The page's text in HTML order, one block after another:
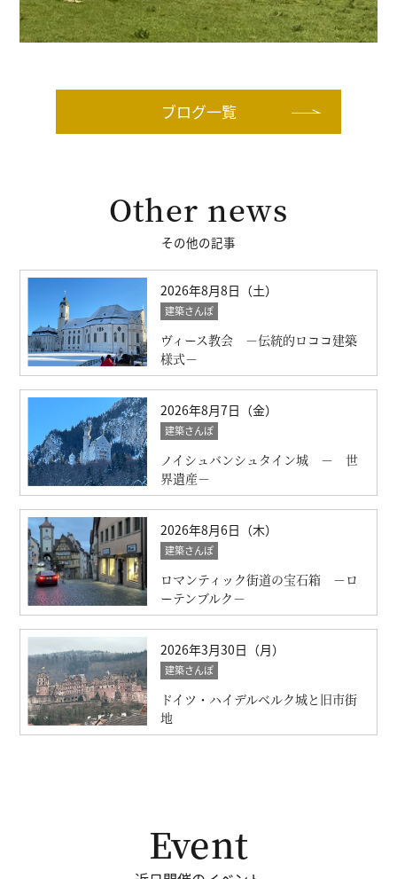
ブログ一覧
Other news
その他の記事
2026年8月8日（土）
建築さんぽ
ヴィース教会 －伝統的ロココ建築
様式－
2026年8月7日（金）
建築さんぽ
ノイシュバンシュタイン城 － 世
界遺産－
2026年8月6日（木）
建築さんぽ
ロマンティック街道の宝石箱 －ロ
ーテンブルク－
2026年3月30日（月）
建築さんぽ
ドイツ・ハイデルベルク城と旧市街
地
Event